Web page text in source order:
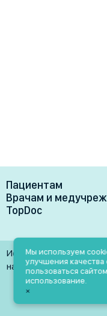
Пациентам
Врачи
Клиники
Лаборатории
Услуги
Блог
Акции и скидки
Врачам и
Преимущества
Медучреждениям
Врачам
TopDoc
Контакты
Помощь
Использование
наличии активной
Мы используем
улучшения
пользоваться
использование.
×